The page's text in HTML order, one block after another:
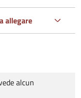
allegare
alcun